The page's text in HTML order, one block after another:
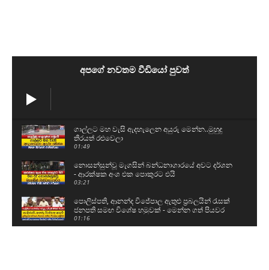
අපගේ නවතම වීඩියෝ පුවත්
ගාල්ලට මහ වැසි ඇදහැලෙන අයුරු මෙන්න..මුහුදු
තීරයත් රළුවෙලා
01:49
නොසන්සුන්වූ මැගසින් බන්ධනාගාරයේ අවට දර්ශන
- ආරක්ෂක අංශ එක පොකුරට එයි
03:21
පොලිස්පති, ආනන්ද විජේපාල ඇතුළු ප්‍රබලයින් රැසක්
ජනපති සමඟ විශේෂ හමුවක් - මෙන්න ගත් පියවර
01:16